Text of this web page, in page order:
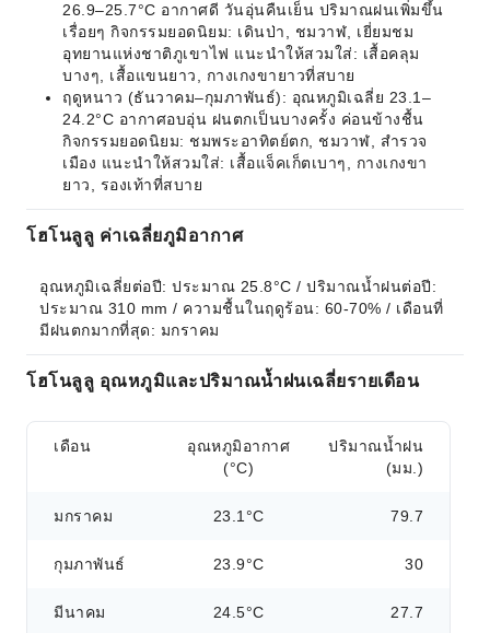
26.9–25.7°C อากาศดี วันอุ่นคืนเย็น ปริมาณฝนเพิ่มขึ้น
เรื่อยๆ กิจกรรมยอดนิยม: เดินป่า, ชมวาฬ, เยี่ยมชม
อุทยานแห่งชาติภูเขาไฟ แนะนำให้สวมใส่: เสื้อคลุม
บางๆ, เสื้อแขนยาว, กางเกงขายาวที่สบาย
ฤดูหนาว (ธันวาคม–กุมภาพันธ์): อุณหภูมิเฉลี่ย 23.1–
24.2°C อากาศอบอุ่น ฝนตกเป็นบางครั้ง ค่อนข้างชื้น
กิจกรรมยอดนิยม: ชมพระอาทิตย์ตก, ชมวาฬ, สำรวจ
เมือง แนะนำให้สวมใส่: เสื้อแจ็คเก็ตเบาๆ, กางเกงขา
ยาว, รองเท้าที่สบาย
โฮโนลูลู ค่าเฉลี่ยภูมิอากาศ
อุณหภูมิเฉลี่ยต่อปี: ประมาณ 25.8°C / ปริมาณน้ำฝนต่อปี:
ประมาณ 310 mm / ความชื้นในฤดูร้อน: 60-70% / เดือนที่
มีฝนตกมากที่สุด: มกราคม
โฮโนลูลู อุณหภูมิและปริมาณน้ำฝนเฉลี่ยรายเดือน
เดือน
อุณหภูมิอากาศ
(°C)
ปริมาณน้ำฝน
(มม.)
มกราคม 23.1°C 79.7
กุมภาพันธ์ 23.9°C 30
มีนาคม 24.5°C 27.7